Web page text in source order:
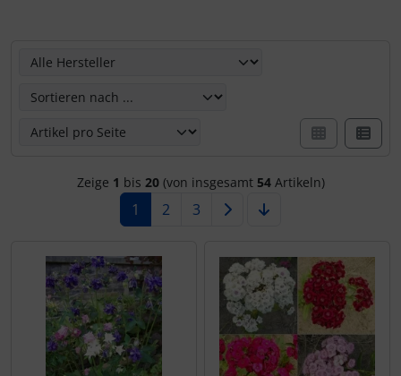
Zeige 1 bis 20(von insgesamt 54Artikeln)
1 2 3